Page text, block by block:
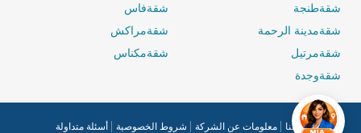
شقةطنجة
شقةفاس
شقةمدينة الرحمة
شقةمراكش
شقةمرتيل
شقةمكناس
شقةوجدة
راسلنا معلومات عن الشركة شروط الخصوصية أسئلة متداولة